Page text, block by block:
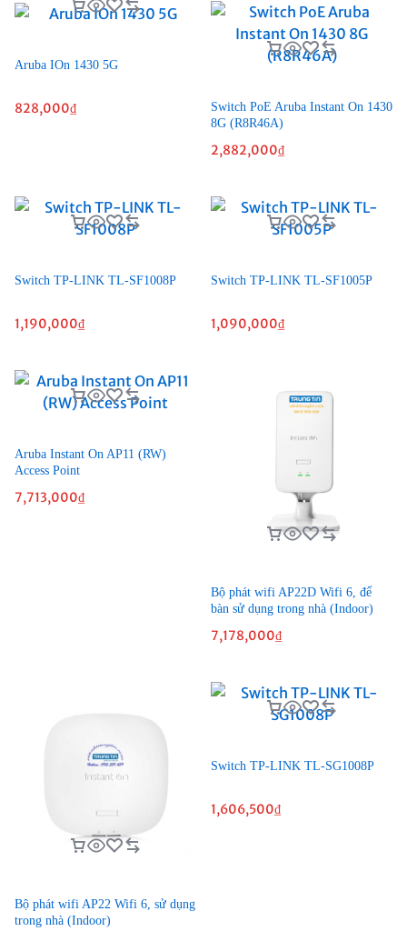
Aruba IOn 1430 5G
828,000₫
Switch PoE Aruba Instant On 1430
8G (R8R46A)
2,882,000₫
Switch TP-LINK TL-SF1008P
1,190,000₫
Switch TP-LINK TL-SF1005P
1,090,000₫
Aruba Instant On AP11 (RW)
Access Point
7,713,000₫
Bộ phát wifi AP22D Wifi 6, để
bàn sử dụng trong nhà (Indoor)
7,178,000₫
Bộ phát wifi AP22 Wifi 6, sử dụng
trong nhà (Indoor)
Switch TP-LINK TL-SG1008P
1,606,500₫